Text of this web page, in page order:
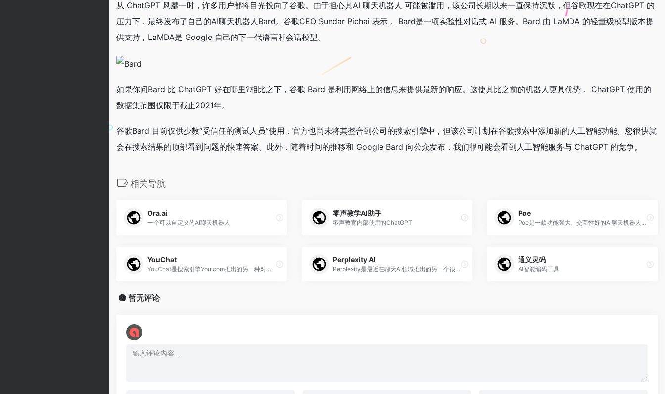
从 ChatGPT 风靡一时，许多用户都将目光投向了谷歌。由于担心其AI 聊天机器人 可能被滥用，该公司长期以来一直保持沉默，但谷歌现在在ChatGPT 的
压力下，最终发布了自己的AI聊天机器人Bard。谷歌CEO Sundar Pichai 表示， Bard是一项实验性对话式 AI 服务。Bard 由 LaMDA 的轻量级模型版本提
供支持，LaMDA是 Google 自己的下一代语言和会话模型。
如果你问Bard 比 ChatGPT 好在哪里?相比之下，谷歌 Bard 是利用网络上的信息来提供最新的响应。这使其比之前的机器人更具优势， ChatGPT 使用的
数据集范围仅限于截止2021年。
谷歌Bard 目前仅供少数“受信任的测试人员”使用，官方也尚未将其整合到公司的搜索引擎中，但该公司计划在谷歌搜索中添加新的人工智能功能。您很快就
会在搜索结果的顶部看到问题的快速答案。此外，随着时间的推移和 Google Bard 向公众发布，我们很可能会看到人工智能服务与 ChatGPT 的竞争。
相关导航
Ora.ai
一个可以自定义的AI聊天机器人
零声教学AI助手
零声教育内部使用的ChatGPT
Poe
Poe是一款功能强大、交互性好的AI聊天机器人应用
YouChat
YouChat是搜索引擎You.com推出的另一种对话式AI模型。它就像ChatGPT，几乎可以做其[…]
Perplexity AI
Perplexity是最近在聊天AI领域推出的另一个很棒的ChatGPT替代方案。它提供类似于Cha[…]
通义灵码
AI智能编码工具
暂无评论